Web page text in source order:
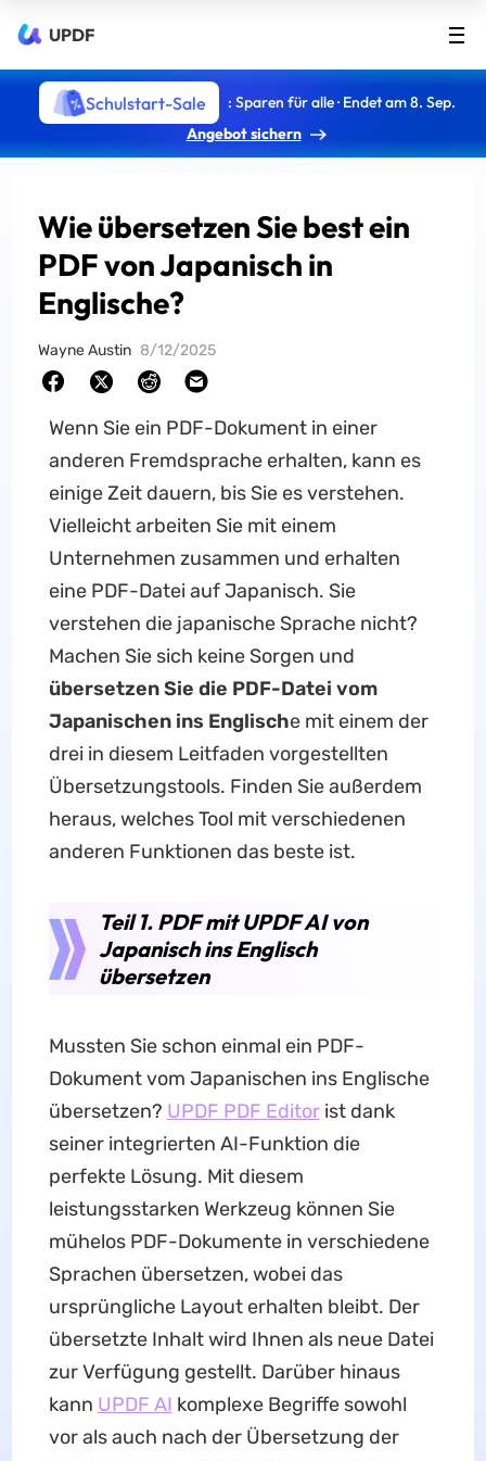
UPDF
Schulstart-Sale
: Sparen für alle · Endet am 8. Sep.
Angebot sichern
Wie übersetzen Sie best ein
PDF von Japanisch in
Englische?
Wayne Austin 8/12/2025
Wenn Sie ein PDF-Dokument in einer
anderen Fremdsprache erhalten, kann es
einige Zeit dauern, bis Sie es verstehen.
Vielleicht arbeiten Sie mit einem
Unternehmen zusammen und erhalten
eine PDF-Datei auf Japanisch. Sie
verstehen die japanische Sprache nicht?
Machen Sie sich keine Sorgen und
übersetzen Sie die PDF-Datei vom
Japanischen ins Englische mit einem der
drei in diesem Leitfaden vorgestellten
Übersetzungstools. Finden Sie außerdem
heraus, welches Tool mit verschiedenen
anderen Funktionen das beste ist.
Teil 1. PDF mit UPDF AI von
Japanisch ins Englisch
übersetzen
Mussten Sie schon einmal ein PDF-
Dokument vom Japanischen ins Englische
übersetzen? UPDF PDF Editorist dank
seiner integrierten AI-Funktion die
perfekte Lösung. Mit diesem
leistungsstarken Werkzeug können Sie
mühelos PDF-Dokumente in verschiedene
Sprachen übersetzen, wobei das
ursprüngliche Layout erhalten bleibt. Der
übersetzte Inhalt wird Ihnen als neue Datei
zur Verfügung gestellt. Darüber hinaus
kann UPDF AI komplexe Begriffe sowohl
vor als auch nach der Übersetzung der